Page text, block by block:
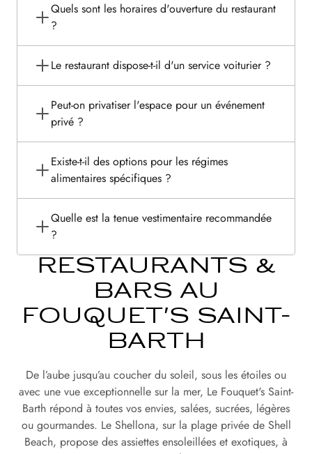
Quels sont les horaires d'ouverture du restaurant
?
Le restaurant dispose-t-il d'un service voiturier ?
Peut-on privatiser l'espace pour un événement
privé ?
Existe-t-il des options pour les régimes
alimentaires spécifiques ?
Quelle est la tenue vestimentaire recommandée
?
RESTAURANTS &
BARS AU
FOUQUET'S SAINT-
BARTH
De l’aube jusqu’au coucher du soleil, sous les étoiles ou
avec une vue exceptionnelle sur la mer, Le Fouquet's Saint-
Barth répond à toutes vos envies, salées, sucrées, légères
ou gourmandes. Le Shellona, sur la plage privée de Shell
Beach, propose des assiettes ensoleillées et exotiques, à